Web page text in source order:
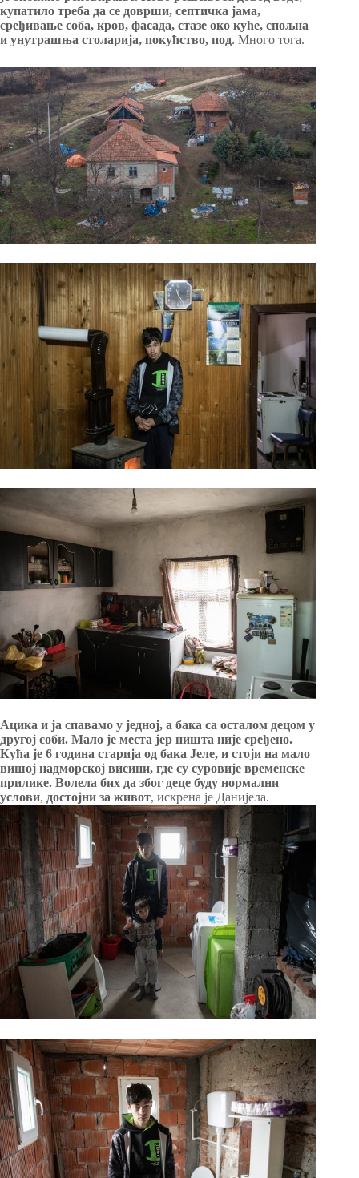
купатило треба да се доврши, септичка јама,
сређивање соба, кров, фасада, стазе око куће, спољна
и унутрашња столарија, покућство, под. Много тога.
Ацика и ја спавамо у једној, а бака са осталом децом у
другој соби. Мало је места јер ништа није сређено.
Кућа је 6 година старија од бака Јеле, и стоји на мало
вишој надморској висини, где су суровије временске
прилике. Волела бих да због деце буду нормални
услови, достојни за живот, искрена је Данијела.